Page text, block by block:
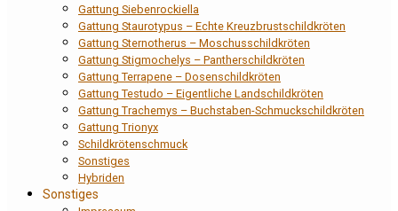
Gattung Siebenrockiella
Gattung Staurotypus – Echte Kreuzbrustschildkröten
Gattung Sternotherus – Moschusschildkröten
Gattung Stigmochelys – Pantherschildkröten
Gattung Terrapene – Dosenschildkröten
Gattung Testudo – Eigentliche Landschildkröten
Gattung Trachemys – Buchstaben-Schmuckschildkröten
Gattung Trionyx
Schildkrötenschmuck
Sonstiges
Hybriden
Sonstiges